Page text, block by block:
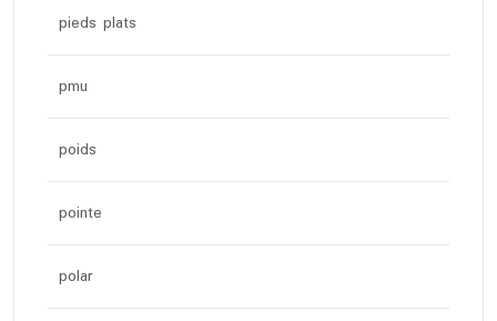
pieds plats
pmu
poids
pointe
polar